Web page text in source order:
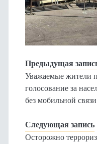
Предыдущая
Уважаемые жители
голосование за
без мобильной
Следующая запись
Осторожно